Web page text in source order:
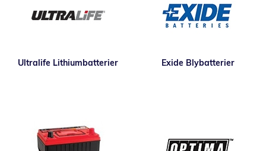
Ultralife Lithiumbatterier Exide Blybatterier